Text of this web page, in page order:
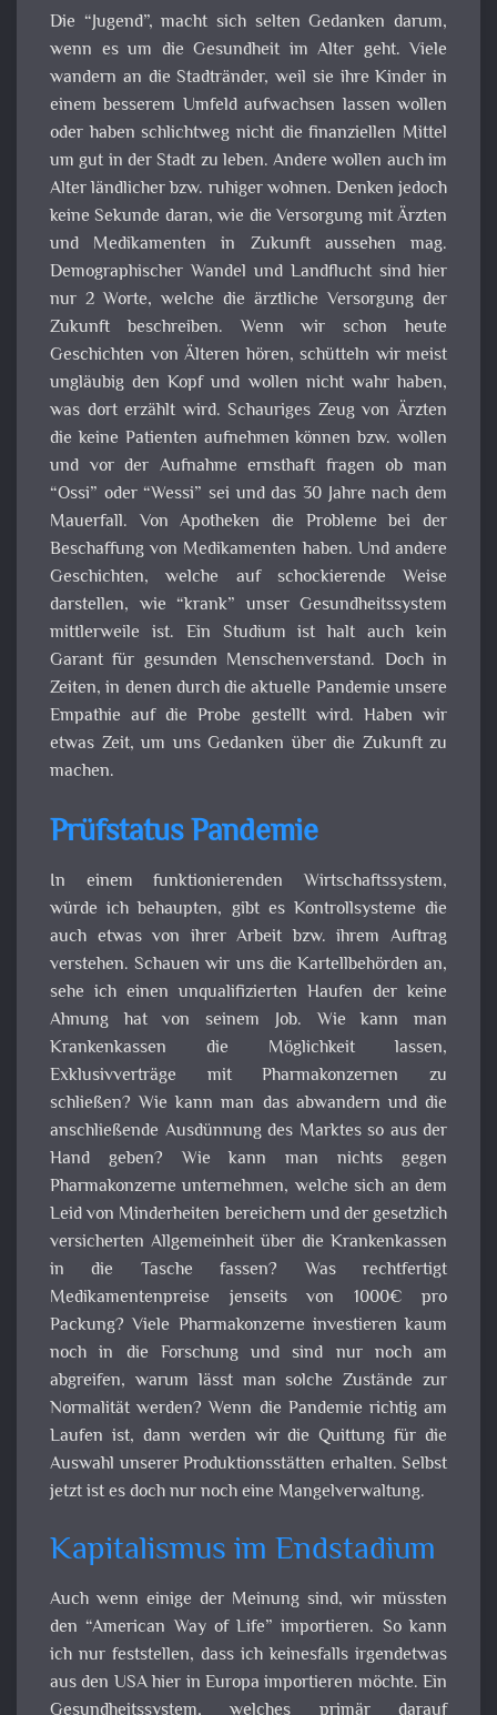
Die “Jugend”, macht sich selten Gedanken darum,
wenn es um die Gesundheit im Alter geht. Viele
wandern an die Stadtränder, weil sie ihre Kinder in
einem besserem Umfeld aufwachsen lassen wollen
oder haben schlichtweg nicht die finanziellen Mittel
um gut in der Stadt zu leben. Andere wollen auch im
Alter ländlicher bzw. ruhiger wohnen. Denken jedoch
keine Sekunde daran, wie die Versorgung mit Ärzten
und Medikamenten in Zukunft aussehen mag.
Demographischer Wandel und Landflucht sind hier
nur 2 Worte, welche die ärztliche Versorgung der
Zukunft beschreiben. Wenn wir schon heute
Geschichten von Älteren hören, schütteln wir meist
ungläubig den Kopf und wollen nicht wahr haben,
was dort erzählt wird. Schauriges Zeug von Ärzten
die keine Patienten aufnehmen können bzw. wollen
und vor der Aufnahme ernsthaft fragen ob man
“Ossi” oder “Wessi” sei und das 30 Jahre nach dem
Mauerfall. Von Apotheken die Probleme bei der
Beschaffung von Medikamenten haben. Und andere
Geschichten, welche auf schockierende Weise
darstellen, wie “krank” unser Gesundheitssystem
mittlerweile ist. Ein Studium ist halt auch kein
Garant für gesunden Menschenverstand. Doch in
Zeiten, in denen durch die aktuelle Pandemie unsere
Empathie auf die Probe gestellt wird. Haben wir
etwas Zeit, um uns Gedanken über die Zukunft zu
machen.
Prüfstatus Pandemie
In einem funktionierenden Wirtschaftssystem,
würde ich behaupten, gibt es Kontrollsysteme die
auch etwas von ihrer Arbeit bzw. ihrem Auftrag
verstehen. Schauen wir uns die Kartellbehörden an,
sehe ich einen unqualifizierten Haufen der keine
Ahnung hat von seinem Job. Wie kann man
Krankenkassen die Möglichkeit lassen,
Exklusivverträge mit Pharmakonzernen zu
schließen? Wie kann man das abwandern und die
anschließende Ausdünnung des Marktes so aus der
Hand geben? Wie kann man nichts gegen
Pharmakonzerne unternehmen, welche sich an dem
Leid von Minderheiten bereichern und der gesetzlich
versicherten Allgemeinheit über die Krankenkassen
in die Tasche fassen? Was rechtfertigt
Medikamentenpreise jenseits von 1000€ pro
Packung? Viele Pharmakonzerne investieren kaum
noch in die Forschung und sind nur noch am
abgreifen, warum lässt man solche Zustände zur
Normalität werden? Wenn die Pandemie richtig am
Laufen ist, dann werden wir die Quittung für die
Auswahl unserer Produktionsstätten erhalten. Selbst
jetzt ist es doch nur noch eine Mangelverwaltung.
Kapitalismus im Endstadium
Auch wenn einige der Meinung sind, wir müssten
den “American Way of Life” importieren. So kann
ich nur feststellen, dass ich keinesfalls irgendetwas
aus den USA hier in Europa importieren möchte. Ein